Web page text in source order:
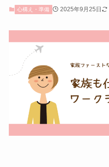
心構え・準備 2025年9月25日